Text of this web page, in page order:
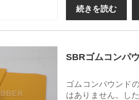
続きを読む
SBRゴムコンパ
ゴムコンパウンド
はありません。し